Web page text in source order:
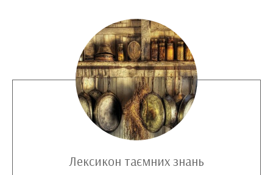
Лексикон таємних знань